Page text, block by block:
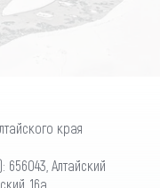
края
Алтайский
16а